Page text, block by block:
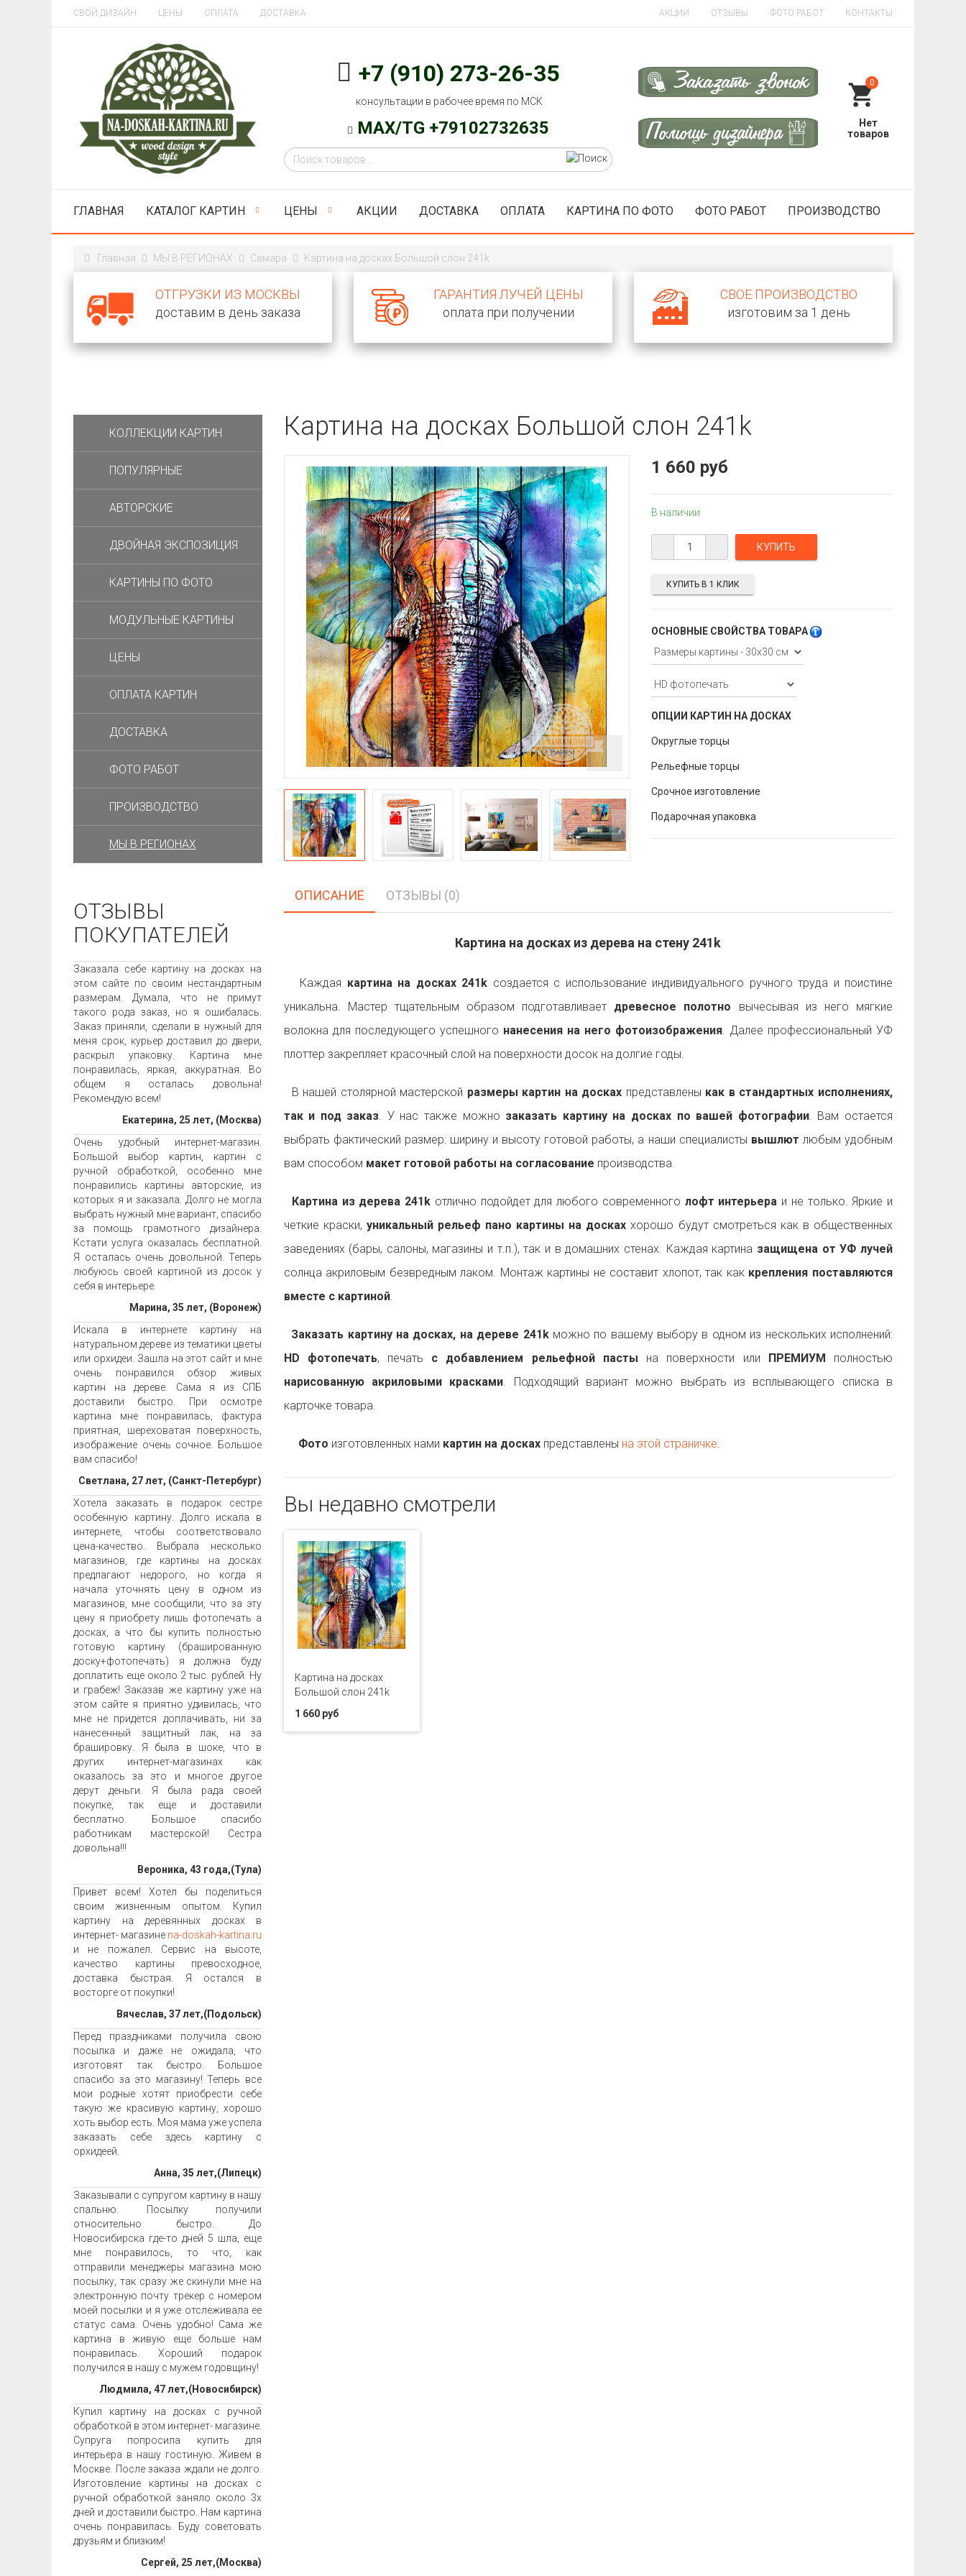
СВОЙ ДИЗАЙН ЦЕНЫ ОПЛАТА ДОСТАВКА АКЦИИ ОТЗЫВЫ ФОТО РАБОТ КОНТАКТЫ
+7 (910) 273-26-35
консультации в рабочее время по МСК
MAX/TG +79102732635
0
ГЛАВНАЯ КАТАЛОГ КАРТИН ЦЕНЫ АКЦИИ ДОСТАВКА ОПЛАТА КАРТИНА ПО ФОТО ФОТО РАБОТ ПРОИЗВОДСТВО
Главная МЫ В РЕГИОНАХ Самара Картина на досках Большой слон 241k
ОТГРУЗКИ ИЗ МОСКВЫ
доставим в день заказа
ГАРАНТИЯ ЛУЧЕЙ ЦЕНЫ
оплата при получении
СВОЕ ПРОИЗВОДСТВО
изготовим за 1 день
Картина на досках Большой слон 241k
1 660 руб
В наличии
ОСНОВНЫЕ СВОЙСТВА ТОВАРА
ОПЦИИ КАРТИН НА ДОСКАХ
Округлые торцы
Рельефные торцы
Срочное изготовление
Подарочная упаковка
КУПИТЬ В 1 КЛИК
ОПИСАНИЕ ОТЗЫВЫ (0)
Картина на досках из дерева на стену 241k
Каждая картина на досках 241k создается с использование индивидуального ручного труда и поистине
уникальна. Мастер тщательным образом подготавливает древесное полотно вычесывая из него мягкие
волокна для последующего успешного нанесения на него фотоизображения. Далее профессиональный УФ
плоттер закрепляет красочный слой на поверхности досок на долгие годы.
В нашей столярной мастерской размеры картин на досках представлены как в стандартных исполнениях,
так и под заказ . У нас также можно заказать картину на досках по вашей фотографии. Вам остается
выбрать фактический размер: ширину и высоту готовой работы, а наши специалисты вышлют любым удобным
вам способом макет готовой работы на согласование производства.
Картина из дерева 241k отлично подойдет для любого современного лофт интерьера и не только. Яркие и
четкие краски, уникальный рельеф пано картины на досках хорошо будут смотреться как в общественных
заведениях (бары, салоны, магазины и т.п.), так и в домашних стенах. Каждая картина защищена от УФ лучей
солнца акриловым безвредным лаком. Монтаж картины не составит хлопот, так как крепления поставляются
вместе с картиной.
Заказать картину на досках, на дереве 241kможно по вашему выбору в одном из нескольких исполнений:
HD фотопечать, печать с добавлением рельефной пасты на поверхности или ПРЕМИУМ полностью
нарисованную акриловыми красками . Подходящий вариант можно выбрать из всплывающего списка в
карточке товара.
Фото изготовленных нами картин на доскахпредставлены на этой страничке
Вы недавно смотрели
Картина на досках
Большой слон 241k
1 660 руб
КОЛЛЕКЦИИ КАРТИН
ПОПУЛЯРНЫЕ
АВТОРСКИЕ
ДВОЙНАЯ ЭКСПОЗИЦИЯ
КАРТИНЫ ПО ФОТО
МОДУЛЬНЫЕ КАРТИНЫ
ЦЕНЫ
ОПЛАТА КАРТИН
ДОСТАВКА
ФОТО РАБОТ
ПРОИЗВОДСТВО
МЫ В РЕГИОНАХ
ОТЗЫВЫ
ПОКУПАТЕЛЕЙ
Заказала себе картину на досках на
этом сайте по своим нестандартным
размерам. Думала, что не примут
такого рода заказ, но я ошибалась.
Заказ приняли, сделали в нужный для
меня срок, курьер доставил до двери,
раскрыл упаковку. Картина мне
понравилась, яркая, аккуратная. Во
общем я осталась довольна!
Рекомендую всем!
Екатерина, 25 лет, (Москва)
Очень удобный интернет-магазин.
Большой выбор картин, картин с
ручной обработкой, особенно мне
понравились картины авторские, из
которых я и заказала. Долго не могла
выбрать нужный мне вариант, спасибо
за помощь грамотного дизайнера.
Кстати услуга оказалась бесплатной.
Я осталась очень довольной. Теперь
любуюсь своей картиной из досок у
себя в интерьере.
Марина, 35 лет, (Воронеж)
Искала в интернете картину на
натуральном дереве из тематики цветы
или орхидеи. Зашла на этот сайт и мне
очень понравился обзор живых
картин на дереве. Сама я из СПБ
доставили быстро. При осмотре
картина мне понравилась, фактура
приятная, шереховатая поверхность,
изображение очень сочное. Большое
вам спасибо!
Светлана, 27 лет, (Санкт-Петербург)
Хотела заказать в подарок сестре
особенную картину. Долго искала в
интернете, чтобы соответствовало
цена-качество. Выбрала несколько
магазинов, где картины на досках
предлагают недорого, но когда я
начала уточнять цену в одном из
магазинов, мне сообщили, что за эту
цену я приобрету лишь фотопечать а
досках, а что бы купить полностью
готовую картину (брашированную
доску+фотопечать) я должна буду
доплатить еще около 2 тыс. рублей. Ну
и грабеж! Заказав же картину уже на
этом сайте я приятно удивилась, что
мне не придется доплачивать, ни за
нанесенный защитный лак, на за
брашировку. Я была в шоке, что в
других интернет-магазинах как
оказалось за это и многое другое
дерут деньги. Я была рада своей
покупке, так еще и доставили
бесплатно. Большое спасибо
работникам мастерской! Сестра
довольна!!!
Вероника, 43 года,(Тула)
Привет всем! Хотел бы поделиться
своим жизненным опытом. Купил
картину на деревянных досках в
интернет- магазине na-doskah-kartina.ru
и не пожалел. Сервис на высоте,
качество картины превосходное,
доставка быстрая. Я остался в
восторге от покупки!
Вячеслав, 37 лет,(Подольск)
Перед праздниками получила свою
посылка и даже не ожидала, что
изготовят так быстро. Большое
спасибо за это магазину! Теперь все
мои родные хотят приобрести себе
такую же красивую картину, хорошо
хоть выбор есть. Моя мама уже успела
заказать себе здесь картину с
орхидеей.
Анна, 35 лет,(Липецк)
Заказывали с супругом картину в нашу
спальню. Посылку получили
относительно быстро. До
Новосибирска где-то дней 5 шла, еще
мне понравилось, то что, как
отправили менеджеры магазина мою
посылку, так сразу же скинули мне на
электронную почту трекер с номером
моей посылки и я уже отслеживала ее
статус сама. Очень удобно! Сама же
картина в живую еще больше нам
понравилась. Хороший подарок
получился в нашу с мужем годовщину!
Людмила, 47 лет,(Новосибирск)
Купил картину на досках с ручной
обработкой в этом интернет- магазине.
Супруга попросила купить для
интерьера в нашу гостиную. Живем в
Москве. После заказа ждали не долго.
Изготовление картины на досках с
ручной обработкой заняло около 3х
дней и доставили быстро. Нам картина
очень понравилась. Буду советовать
друзьям и близким!
Сергей, 25 лет,(Москва)